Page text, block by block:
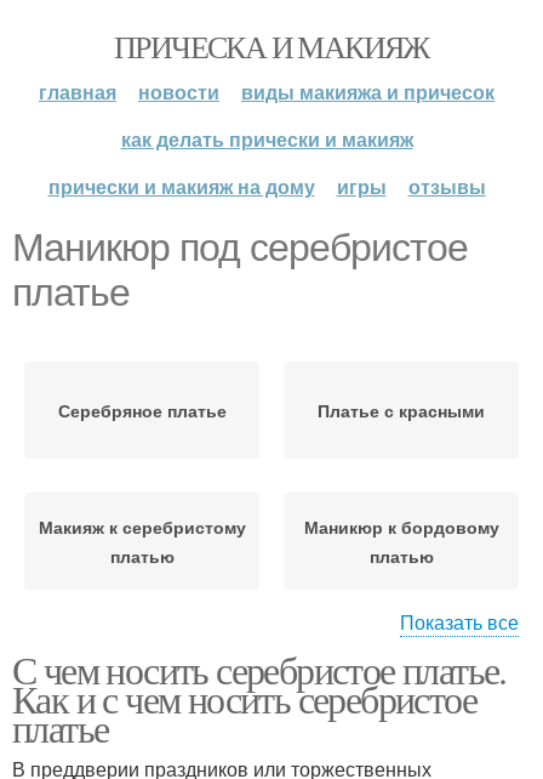
ПРИЧЕСКА И МАКИЯЖ
главная новости
виды макияжа и причесок
как делать прически и макияж
прически и макияж на дому
игры отзывы
Маникюр под серебристое
платье
Серебряное платье Платье с красными
Макияж к серебристому
платью
Маникюр к бордовому
платью
серебристому платью
Серебристое платье
Показать все
С чем носить серебристое платье.
Как и с чем носить серебристое
платье
В преддверии праздников или торжественных